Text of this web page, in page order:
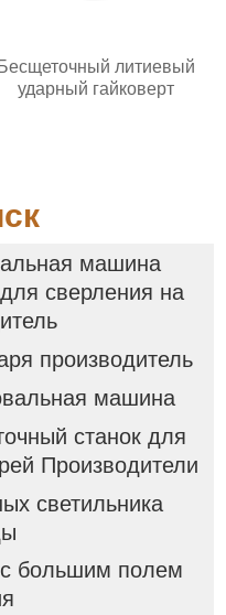
Бесщеточный литиевый
ударный гайковерт
машина
сверления на
производитель
машина
станок для
Производители
светильника
большим полем